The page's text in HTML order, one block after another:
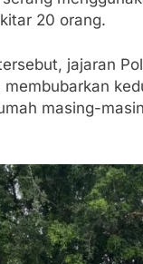
Zulhas
Agustus 6, 2026
Bobby
dan
Agustus 6, 2026
Ribuan
Wujud
Sentosa 2 ke
Agustus 5, 2026
SMA Negeri
Bertentangan
20 orang.
jajaran
masing-